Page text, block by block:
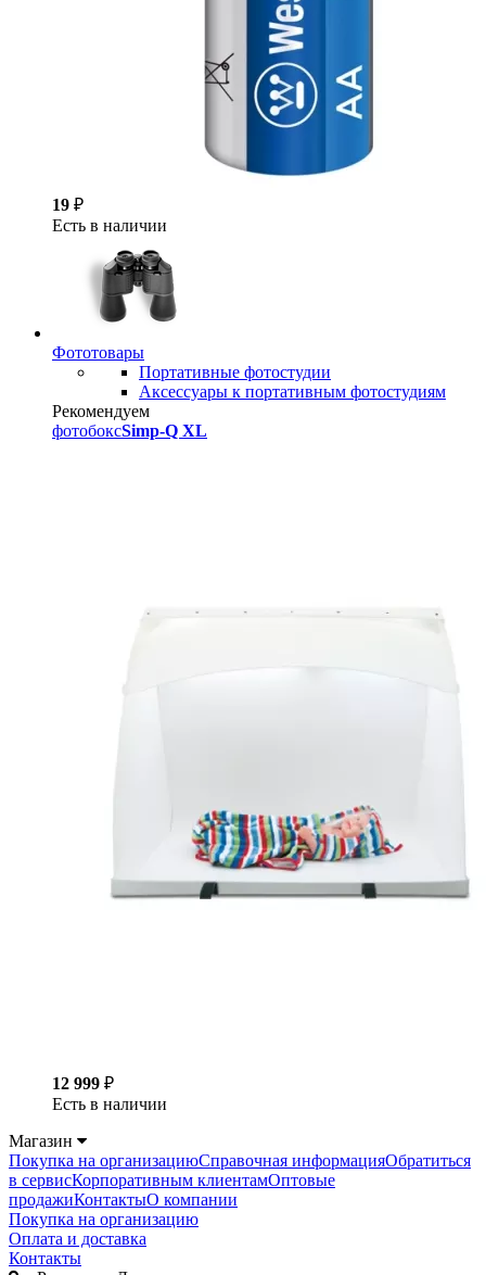
19 ₽
Есть в наличии
Фототовары
Портативные фотостудии
Аксессуары к портативным фотостудиям
Рекомендуем
фотобоксSimp-Q XL
12 999 ₽
Есть в наличии
Магазин
Покупка на организациюСправочная информацияОбратиться
в сервисКорпоративным клиентамОптовые
продажиКонтактыО компании
Покупка на организацию
Оплата и доставка
Контакты